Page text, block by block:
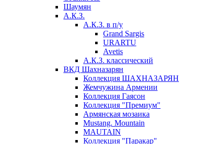
Шаумян
А.К.З.
А.К.З. в п/у
Grand Sargis
URARTU
Avetis
А.К.З. классический
ВКД Шахназарян
Коллекция ШАХНАЗАРЯН
Жемчужина Армении
Коллекция Гаясон
Коллекция "Премиум"
Армянская мозаика
Mustang. Mountain
MAUTAIN
Коллекция "Паракар"